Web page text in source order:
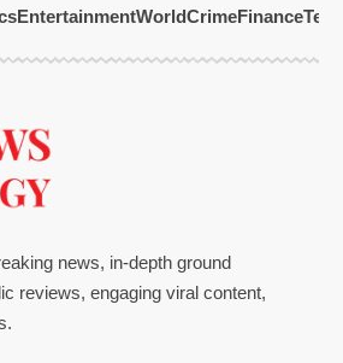
EntertainmentWorldCrimeFinance
news, in-depth ground
reviews, engaging viral content,